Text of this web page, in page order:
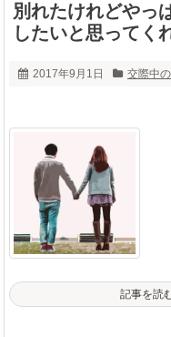
別れたけれどやっ
したいと思ってく
2017年9月1日 交際中
記事を読